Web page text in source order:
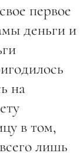
первое
деньги и
на
в том,
лишь